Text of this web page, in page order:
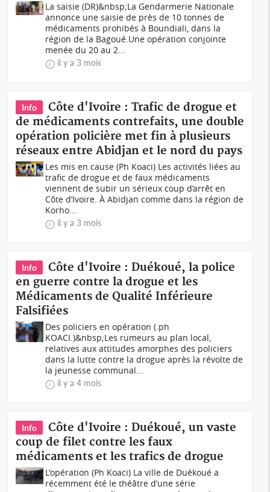
La saisie (DR)&nbsp;La Gendarmerie Nationale
annonce une saisie de près de 10 tonnes de
médicaments prohibés à Boundiali, dans la
région de la Bagoué.Une opération conjointe
menée du 20 au 2...
il y a 3 mois
Info
Côte d'Ivoire : Trafic de drogue et
de médicaments contrefaits, une double
opération policière met fin à plusieurs
réseaux entre Abidjan et le nord du pays
Les mis en cause (Ph Koaci) Les activités liées au
trafic de drogue et de faux médicaments
viennent de subir un sérieux coup d’arrêt en
Côte d’Ivoire. À Abidjan comme dans la région de
Korho...
il y a 3 mois
Info
Côte d'Ivoire : Duékoué, la police
en guerre contre la drogue et les
Médicaments de Qualité Inférieure
Falsifiées
Des policiers en opération (.ph
KOACI.)&nbsp;Les rumeurs au plan local,
relatives aux attitudes amorphes des policiers
dans la lutte contre la drogue après la révolte de
la jeunesse communal...
il y a 4 mois
Info
Côte d'Ivoire : Duékoué, un vaste
coup de filet contre les faux
médicaments et les trafics de drogue
L'opération (Ph Koaci) La ville de Duékoué a
récemment été le théâtre d’une série